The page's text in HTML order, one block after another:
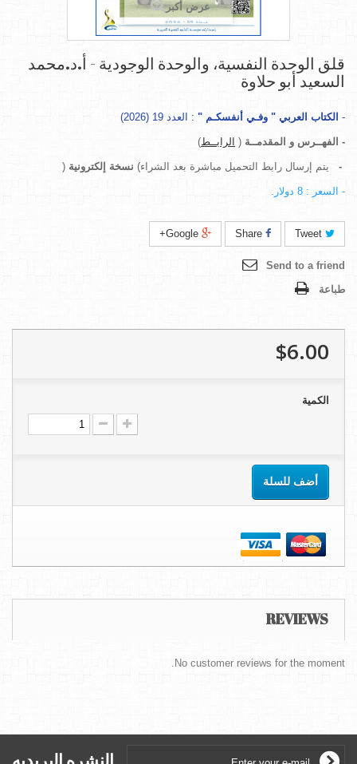
عرض أكبر
قلق الوحدة النفسية، والوحدة الوجودية - أ.د.محمد
السعيد أبو حلاوة
- الكتاب العربي " وفـي أنفسكـم " : العدد 19 (2026)
- الفهــرس و المقدمــة ( الرابــط)
- يتم إرسال رابط التحميل مباشرة بعد الشراء) نسخة إلكترونية (
- السعر : 8 دولار.
Send to a friend
طباعة
$6.00
الكمية
أضف للسلة
REVIEWS
No customer reviews for the moment.